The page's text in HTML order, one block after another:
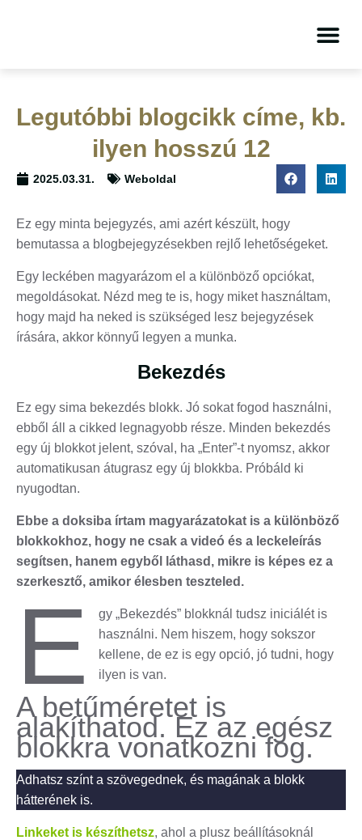
Legutóbbi blogcikk címe, kb.
ilyen hosszú 12
2025.03.31. Weboldal
Ez egy minta bejegyzés, ami azért készült, hogy
bemutassa a blogbejegyzésekben rejlő lehetőségeket.
Egy leckében magyarázom el a különböző opciókat,
megoldásokat. Nézd meg te is, hogy miket használtam,
hogy majd ha neked is szükséged lesz bejegyzések
írására, akkor könnyű legyen a munka.
Bekezdés
Ez egy sima bekezdés blokk. Jó sokat fogod használni,
ebből áll a cikked legnagyobb része. Minden bekezdés
egy új blokkot jelent, szóval, ha „Enter”-t nyomsz, akkor
automatikusan átugrasz egy új blokkba. Próbáld ki
nyugodtan.
Ebbe a doksiba írtam magyarázatokat is a különböző
blokkokhoz, hogy ne csak a videó és a leckeleírás
segítsen, hanem egyből láthasd, mikre is képes ez a
szerkesztő, amikor élesben teszteled.
E
gy „Bekezdés” blokknál tudsz iniciálét is
használni. Nem hiszem, hogy sokszor
kellene, de ez is egy opció, jó tudni, hogy
ilyen is van.
A betűméretet is
alakíthatod. Ez az egész
blokkra vonatkozni fog.
Adhatsz színt a szövegednek, és magának a blokk
hátterének is.
Linkeket is készíthetsz, ahol a plusz beállításoknál